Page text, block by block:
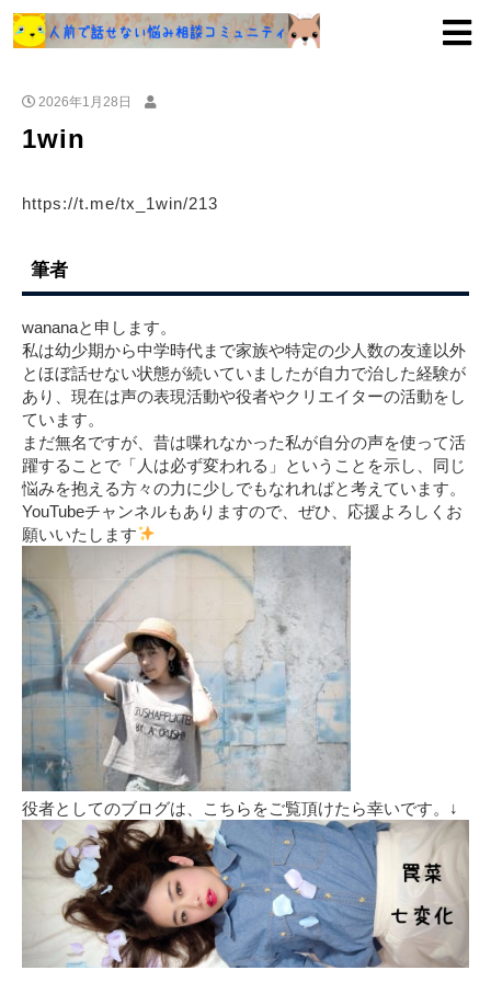
2026年1月28日
1win
https://t.me/tx_1win/213
筆者
wananaと申します。
私は幼少期から中学時代まで家族や特定の少人数の友達以外
とほぼ話せない状態が続いていましたが自力で治した経験が
あり、現在は声の表現活動や役者やクリエイターの活動をし
ています。
まだ無名ですが、昔は喋れなかった私が自分の声を使って活
躍することで「人は必ず変われる」ということを示し、同じ
悩みを抱える方々の力に少しでもなれればと考えています。
YouTubeチャンネルもありますので、ぜひ、応援よろしくお
願いいたします
役者としてのブログは、こちらをご覧頂けたら幸いです。↓